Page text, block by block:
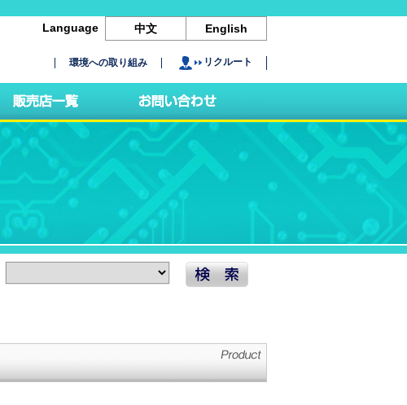
Language 中文 English
環境への取り組み リクルート